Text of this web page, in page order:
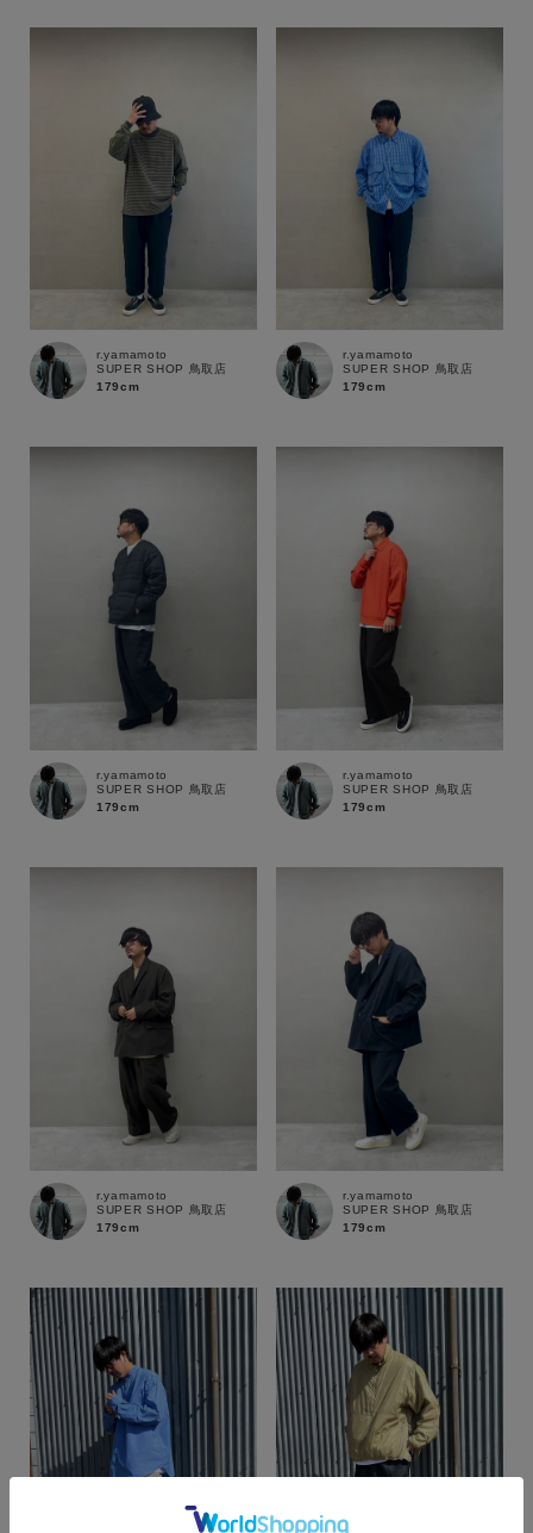
キーワード
MENS
カテゴリ
r.yamamoto
SUPER SHOP 鳥取店
179cm
r.yamamoto
SUPER SHOP 鳥取店
179cm
r.yamamoto
SUPER SHOP 鳥取店
179cm
r.yamamoto
SUPER SHOP 鳥取店
179cm
r.yamamoto
SUPER SHOP 鳥取店
179cm
r.yamamoto
SUPER SHOP 鳥取店
179cm